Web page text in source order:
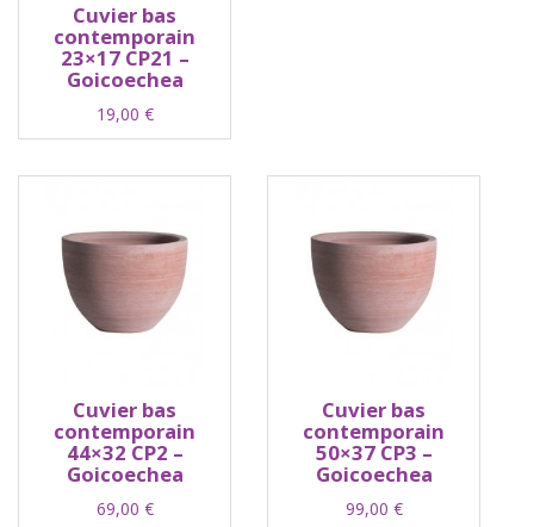
Cuvier bas
contemporain
23×17 CP21 –
Goicoechea
19,00 €
Cuvier bas
contemporain
44×32 CP2 –
Goicoechea
69,00 €
Cuvier bas
contemporain
50×37 CP3 –
Goicoechea
99,00 €